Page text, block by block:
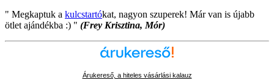
" Megkaptuk a kulcstartókat, nagyon szuperek! Már van is újabb
ötlet ajándékba :) " (Frey Krisztina, Mór)
Árukereső, a hiteles vásárlási kalauz